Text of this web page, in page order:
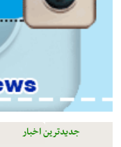
جدیدترین اخبار